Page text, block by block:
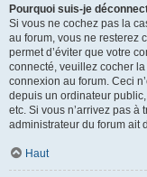
Pourquoi suis-je
Si vous ne cochez pas la
au forum, vous ne resterez
permet d’éviter que votre
connecté, veuillez cocher
connexion au forum. Ceci
depuis un ordinateur
etc. Si vous n’arrivez pas à
administrateur du forum ait
Haut